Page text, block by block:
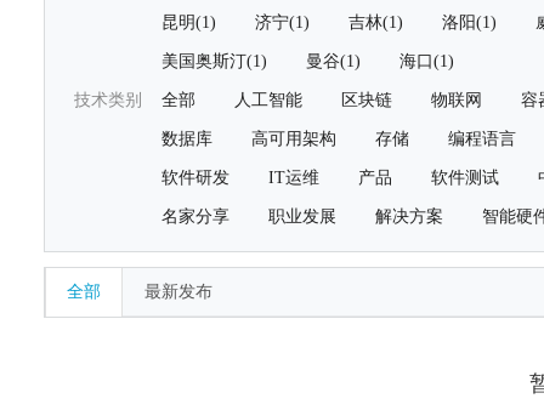
昆明(1) 济宁(1) 吉林(1) 洛阳(1)
美国奥斯汀(1) 曼谷(1) 海口(1)
技术类别 全部 人工智能 区块链 物联网 容
数据库 高可用架构 存储 编程语言
软件研发 IT运维 产品 软件测试
名家分享 职业发展 解决方案 智能硬
全部 最新发布